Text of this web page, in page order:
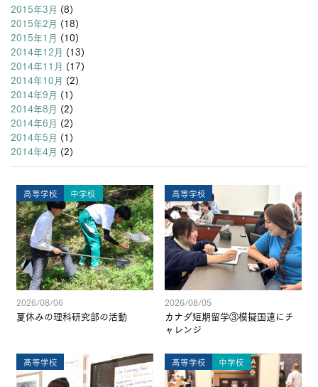
2015年3月 (8)
2015年2月 (18)
2015年1月 (10)
2014年12月 (13)
2014年11月 (17)
2014年10月 (2)
2014年9月 (1)
2014年8月 (2)
2014年6月 (2)
2014年5月 (1)
2014年4月 (2)
高等学校 中学校
2026/08/06
夏休みの理科研究部の活動
高等学校
2026/08/05
カナダ短期留学③模擬国連にチ
ャレンジ
高等学校 高等学校 中学校